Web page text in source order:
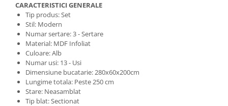
CARACTERISTICI GENERALE
Tip produs: Set
Stil: Modern
Numar sertare: 3 - Sertare
Material: MDF Infoliat
Culoare: Alb
Numar usi: 13 - Usi
Dimensiune bucatarie: 280x60x200cm
Lungime totala: Peste 250 cm
Stare: Neasamblat
Tip blat: Sectionat